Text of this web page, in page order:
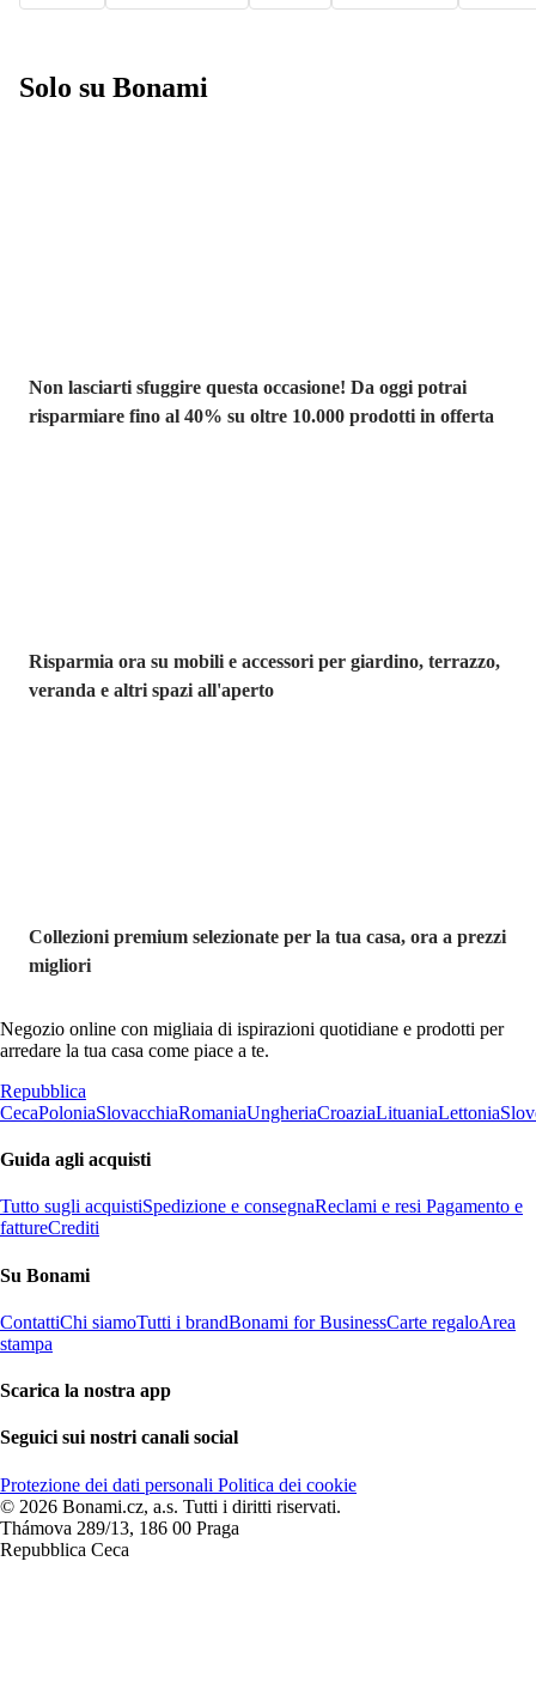
Solo su Bonami
Non lasciarti sfuggire questa occasione! Da oggi potrai
risparmiare fino al 40% su oltre 10.000 prodotti in offerta
Risparmia ora su mobili e accessori per giardino, terrazzo,
veranda e altri spazi all'aperto
Collezioni premium selezionate per la tua casa, ora a prezzi
migliori
Negozio online con migliaia di ispirazioni quotidiane e prodotti per
arredare la tua casa come piace a te.
Repubblica
CecaPoloniaSlovacchiaRomaniaUngheriaCroaziaLituaniaLettonia
Guida agli acquisti
Tutto sugli acquistiSpedizione e consegnaReclami e resi Pagamento e
fattureCrediti
Su Bonami
ContattiChi siamoTutti i brandBonami for BusinessCarte regaloArea
stampa
Scarica la nostra app
Seguici sui nostri canali social
Protezione dei dati personali Politica dei cookie
© 2026 Bonami.cz, a.s. Tutti i diritti riservati.
Thámova 289/13, 186 00 Praga
Repubblica Ceca